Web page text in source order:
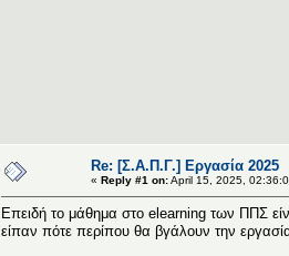
Re: [Σ.Α.Π.Γ.] Εργασία 2025
« Reply #1 on:April 15, 2025,
Επειδή το μάθημα στο elearning των ΠΠΣ
είπαν πότε περίπου θα βγάλουν την